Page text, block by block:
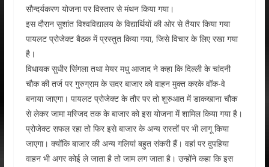
सौन्दर्यकरण योजना पर विस्तार से मंथन किया गया।
इस दौरान सुशांत विश्वविद्यालय के विद्यार्थियों की ओर से तैयार किया गया
पायलट प्रोजेक्ट बैठक में प्रस्तुत किया गया, जिसे विचार के लिए रखा गया
है।
विधायक सुधीर सिंगला तथा मेयर मधु आजाद ने कहा कि दिल्ली के चांदनी
चौक की तर्ज पर गुरुग्राम के सदर बाजार को वाहन मुक्त करके वॉक-वे
बनाया जाएगा। पायलट प्रोजेक्ट के तौर पर तो शुरुआत में डाकखाना चौक
से लेकर जामा मस्जिद तक के बाजार को इस योजना में शामिल किया गया है।
प्रोजेक्ट सफल रहा तो फिर इसे बाजार के अन्य रास्तों पर भी लागू किया
जाएगा। क्योंकि बाजार की अन्य गलियां बहुत संकरी हैं। वहां पर दुपहिया
वाहन भी अगर कोई ले जाता है तो जाम लग जाता है। उन्होंने कहा कि इस